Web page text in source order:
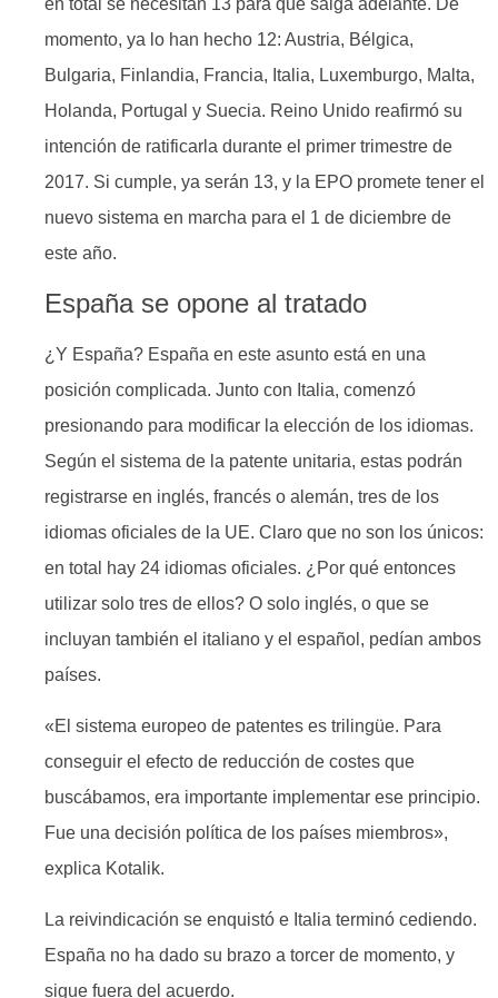
en total se necesitan 13 para que salga adelante. De
momento, ya lo han hecho 12: Austria, Bélgica,
Bulgaria, Finlandia, Francia, Italia, Luxemburgo, Malta,
Holanda, Portugal y Suecia. Reino Unido reafirmó su
intención de ratificarla durante el primer trimestre de
2017. Si cumple, ya serán 13, y la EPO promete tener el
nuevo sistema en marcha para el 1 de diciembre de
este año.
España se opone al tratado
¿Y España? España en este asunto está en una
posición complicada. Junto con Italia, comenzó
presionando para modificar la elección de los idiomas.
Según el sistema de la patente unitaria, estas podrán
registrarse en inglés, francés o alemán, tres de los
idiomas oficiales de la UE. Claro que no son los únicos:
en total hay 24 idiomas oficiales. ¿Por qué entonces
utilizar solo tres de ellos? O solo inglés, o que se
incluyan también el italiano y el español, pedían ambos
países.
«El sistema europeo de patentes es trilingüe. Para
conseguir el efecto de reducción de costes que
buscábamos, era importante implementar ese principio.
Fue una decisión política de los países miembros»,
explica Kotalik.
La reivindicación se enquistó e Italia terminó cediendo.
España no ha dado su brazo a torcer de momento, y
sigue fuera del acuerdo.